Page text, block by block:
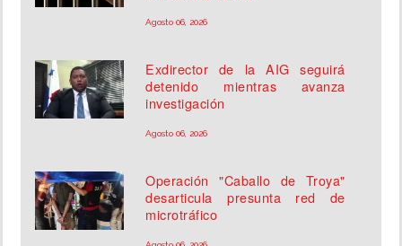
Agosto 06, 2026
Exdirector de la AIG seguirá
detenido mientras avanza
investigación
Agosto 06, 2026
Operación "Caballo de Troya"
desarticula presunta red de
microtráfico